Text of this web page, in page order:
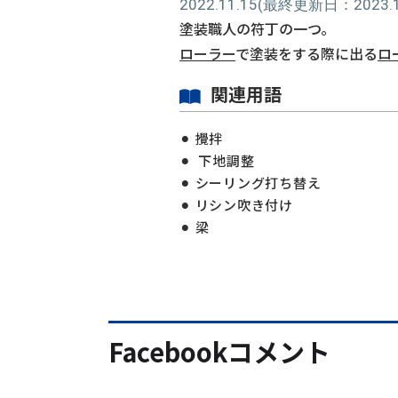
2022.11.15(最終更新日：
塗装職人の符丁の一つ。
ローラーで塗装をする際に出るロ
関連用語
攪拌
下地調整
シーリング打ち替え
リシン吹き付け
梁
Facebookコメント